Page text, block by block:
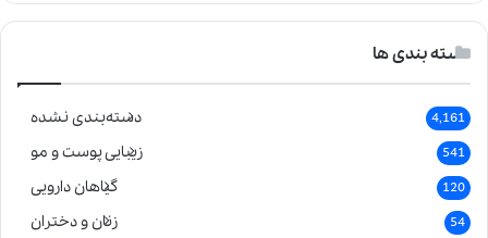
دسته بندی ها
دسته‌بندی نشده 4,161
زیبایی پوست و مو 541
گیاهان دارویی 120
زنان و دختران 54